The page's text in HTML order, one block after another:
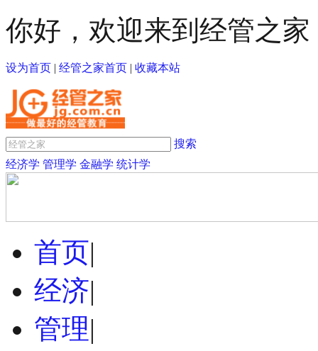
你好，欢迎来到经管之家
设为首页 | 经管之家首页 | 收藏本站
搜索
经济学 管理学 金融学 统计学
首页|
经济|
管理|